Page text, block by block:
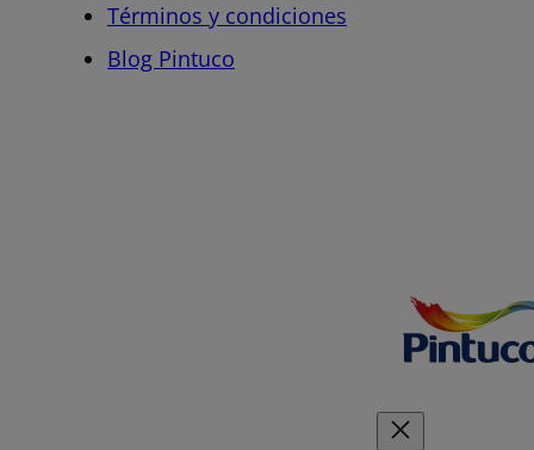
Términos y condiciones
Blog Pintuco